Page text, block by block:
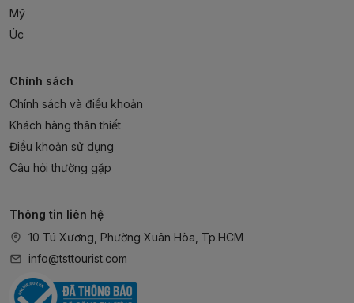
Mỹ
Úc
Chính sách
Chính sách và điều khoản
Khách hàng thân thiết
Điều khoản sử dụng
Câu hỏi thường gặp
Thông tin liên hệ
10 Tú Xương, Phường Xuân Hòa, Tp.HCM
info@tsttourist.com